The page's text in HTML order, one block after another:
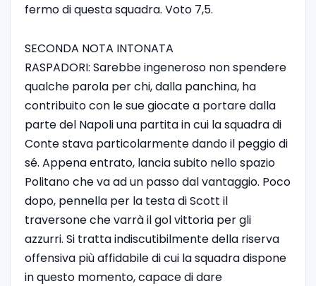
fermo di questa squadra. Voto 7,5.
SECONDA NOTA INTONATA
RASPADORI: Sarebbe ingeneroso non spendere
qualche parola per chi, dalla panchina, ha
contribuito con le sue giocate a portare dalla
parte del Napoli una partita in cui la squadra di
Conte stava particolarmente dando il peggio di
sé. Appena entrato, lancia subito nello spazio
Politano che va ad un passo dal vantaggio. Poco
dopo, pennella per la testa di Scott il
traversone che varrà il gol vittoria per gli
azzurri. Si tratta indiscutibilmente della riserva
offensiva più affidabile di cui la squadra dispone
in questo momento, capace di dare